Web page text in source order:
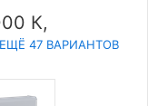
К,
47 ВАРИАНТОВ